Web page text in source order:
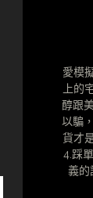
愛模
上的
醇跟
以騙
貨才
4.踩
義的